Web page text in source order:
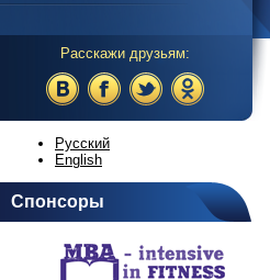
Расскажи друзьям:
Русский
English
Спонсоры